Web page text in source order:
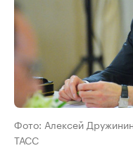
Фото: Алексей
ТАСС